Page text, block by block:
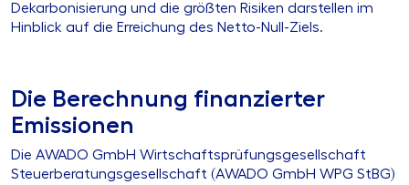
Dekarbonisierung und die größten Risiken darstellen im
Hinblick auf die Erreichung des Netto-Null-Ziels.
Die Berechnung finanzierter
Emissionen
Die AWADO GmbH Wirtschaftsprüfungsgesellschaft
Steuerberatungsgesellschaft (AWADO GmbH WPG StBG)